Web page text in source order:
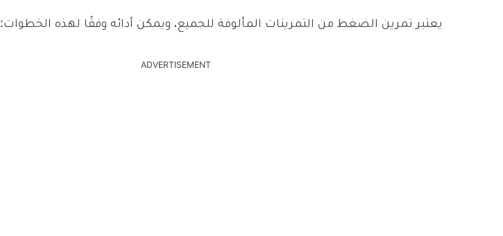
يعتبر تمرين الضغط من التمرينات المألوفة للجميع، ويمكن أدائه وفقًا لهذه الخطوات:
ADVERTISEMENT